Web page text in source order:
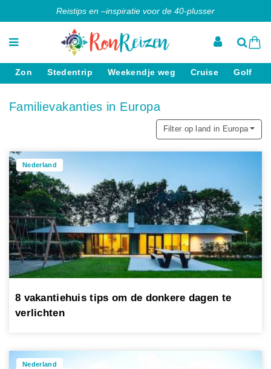
Reistips en –inspiratie voor de 40-plusser
Zon Stedentrip Weekendje weg Cruise Golf
Familievakanties in Europa
Filter op land in Europa
Nederland
8 vakantiehuis tips om de donkere dagen te
verlichten
Nederland